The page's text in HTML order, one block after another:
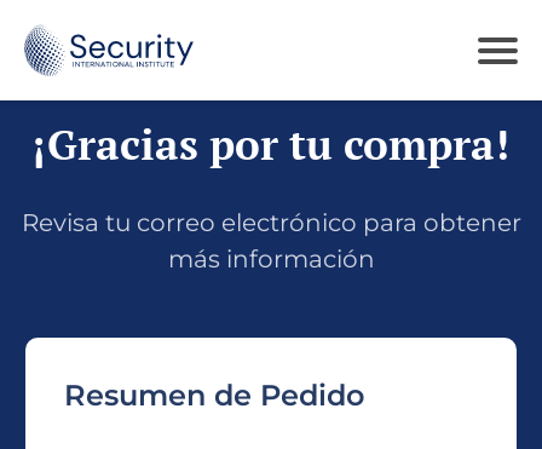
¡Gracias por tu compra!
Revisa tu correo electrónico para obtener
más información
Resumen de Pedido